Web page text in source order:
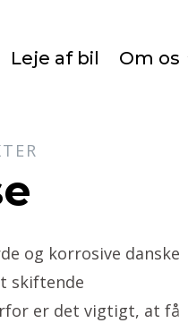
Leje af bil Om os
og korrosive danske
skiftende
er det vigtigt, at få